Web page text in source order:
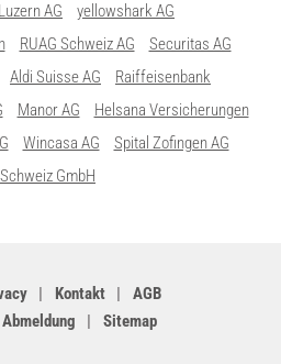
AG
yellowshark AG
RUAG Schweiz AG
Securitas AG
Aldi Suisse AG
Raiffeisenbank
Manor AG
Helsana Versicherungen
Wincasa AG
Spital Zofingen AG
GmbH
Kontakt
AGB
Sitemap